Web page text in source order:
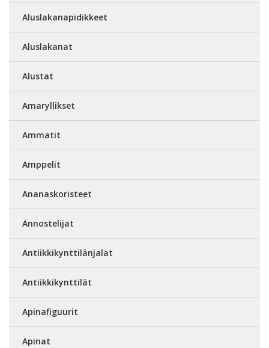
Aluslakanapidikkeet
Aluslakanat
Alustat
Amaryllikset
Ammatit
Amppelit
Ananaskoristeet
Annostelijat
Antiikkikynttilänjalat
Antiikkikynttilät
Apinafiguurit
Apinat